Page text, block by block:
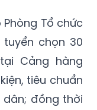
Tổ chức
chọn 30
Cảng hàng
tiêu chuẩn
đồng thời